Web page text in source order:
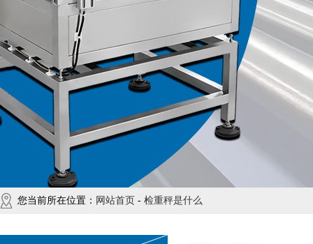
您当前所在位置： 网站首页 - 检重秤是什么